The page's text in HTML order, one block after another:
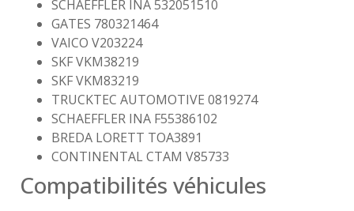
SCHAEFFLER INA 532051510
GATES 780321464
VAICO V203224
SKF VKM38219
SKF VKM83219
TRUCKTEC AUTOMOTIVE 0819274
SCHAEFFLER INA F55386102
BREDA LORETT TOA3891
CONTINENTAL CTAM V85733
Compatibilités véhicules